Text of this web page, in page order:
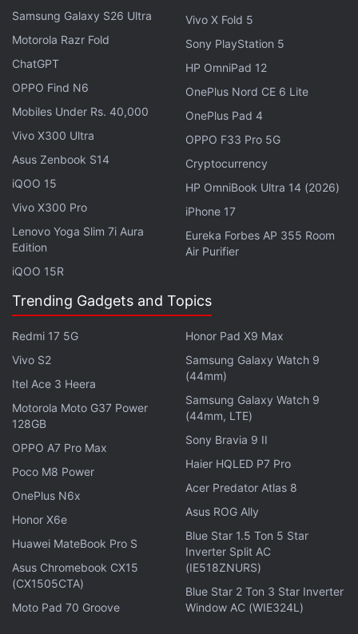
ये भी पढ़े:Devices, Sensor, Design ,Sound ,Market
Screen, Wearables Nothing, Earphones,ANC
Britain,Prices
Samsung Galaxy S26 Ultra
Motorola Razr Fold
ChatGPT
OPPO Find N6
Mobiles Under Rs. 40,000
Vivo X300 Ultra
Asus Zenbook S14
iQOO 15
Vivo X300 Pro
Lenovo Yoga Slim 7i Aura
Edition
iQOO 15R
Vivo X Fold 5
Sony PlayStation 5
HP OmniPad 12
OnePlus Nord CE 6 Lite
OnePlus Pad 4
OPPO F33 Pro 5G
Cryptocurrency
HP OmniBook Ultra 14 (2026)
iPhone 17
Eureka Forbes AP 355 Room
Air Purifier
Trending Gadgets and Topics
Redmi 17 5G
Vivo S2
Itel Ace 3 Heera
Motorola Moto G37 Power
128GB
OPPO A7 Pro Max
Poco M8 Power
OnePlus N6x
Honor X6e
Huawei MateBook Pro S
Asus Chromebook CX15
(CX1505CTA)
Moto Pad 70 Groove
Honor Pad X9 Max
Samsung Galaxy Watch 9
(44mm)
Samsung Galaxy Watch 9
(44mm, LTE)
Sony Bravia 9 II
Haier HQLED P7 Pro
Acer Predator Atlas 8
Asus ROG Ally
Blue Star 1.5 Ton 5 Star
Inverter Split AC
(IE518ZNURS)
Blue Star 2 Ton 3 Star Inverter
Window AC (WIE324L)